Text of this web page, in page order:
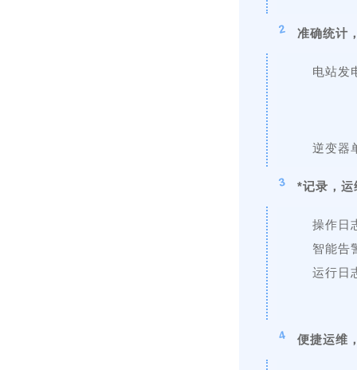
2 准确统计
电站发
逆变器
3 *记录，运
操作日
智能告
运行日
4 便捷运维